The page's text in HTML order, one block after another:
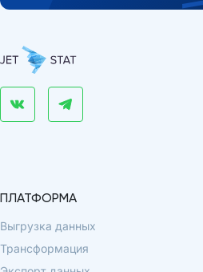
ПЛАТФОРМА
Выгрузка данных
Трансформация